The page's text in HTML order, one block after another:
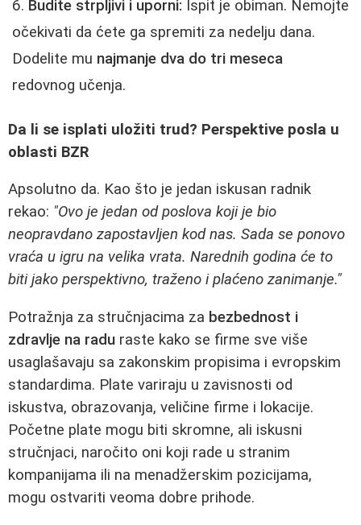
Budite strpljivi i uporni: Ispit je obiman. Nemojte
očekivati da ćete ga spremiti za nedelju dana.
Dodelite mu najmanje dva do tri meseca
redovnog učenja.
Da li se isplati uložiti trud? Perspektive posla u
oblasti BZR
Apsolutno da. Kao što je jedan iskusan radnik
rekao: "Ovo je jedan od poslova koji je bio
neopravdano zapostavljen kod nas. Sada se ponovo
vraća u igru na velika vrata. Narednih godina će to
biti jako perspektivno, traženo i plaćeno zanimanje."
Potražnja za stručnjacima za bezbednost i
zdravlje na radu raste kako se firme sve više
usaglašavaju sa zakonskim propisima i evropskim
standardima. Plate variraju u zavisnosti od
iskustva, obrazovanja, veličine firme i lokacije.
Početne plate mogu biti skromne, ali iskusni
stručnjaci, naročito oni koji rade u stranim
kompanijama ili na menadžerskim pozicijama,
mogu ostvariti veoma dobre prihode.